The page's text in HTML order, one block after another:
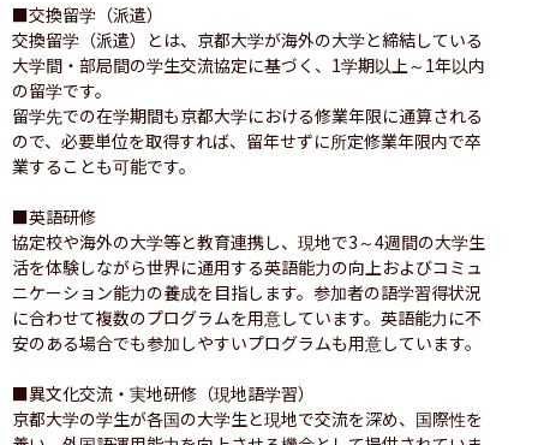
■交換留学（派遣）
交換留学（派遣）とは、京都大学が海外の大学と締結している
大学間・部局間の学生交流協定に基づく、1学期以上～1年以内
の留学です。
留学先での在学期間も京都大学における修業年限に通算される
ので、必要単位を取得すれば、留年せずに所定修業年限内で卒
業することも可能です。
■英語研修
協定校や海外の大学等と教育連携し、現地で3～4週間の大学生
活を体験しながら世界に通用する英語能力の向上およびコミュ
ニケーション能力の養成を目指します。参加者の語学習得状況
に合わせて複数のプログラムを用意しています。英語能力に不
安のある場合でも参加しやすいプログラムも用意しています。
■異文化交流・実地研修（現地語学習）
京都大学の学生が各国の大学生と現地で交流を深め、国際性を